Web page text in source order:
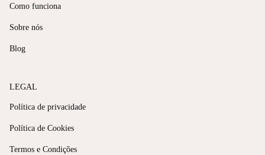
Como funciona
Sobre nós
Blog
LEGAL
Política de privacidade
Política de Cookies
Termos e Condições